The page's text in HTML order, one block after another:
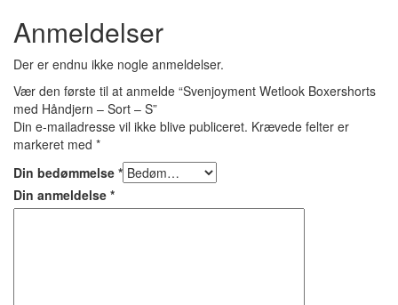
Anmeldelser
Der er endnu ikke nogle anmeldelser.
Vær den første til at anmelde “Svenjoyment Wetlook Boxershorts
med Håndjern – Sort – S”
Din e-mailadresse vil ikke blive publiceret. Krævede felter er
markeret med *
Din bedømmelse *
Din anmeldelse *